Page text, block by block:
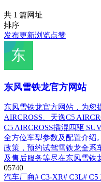
共 1 篇网址
排序
发布更新浏览点赞
东风雪铁龙官方网站
东风雪铁龙官方网站，为您
AIRCROSS、天逸C5
C5 AIRCROSS插混四驱
全方位车型参数及配置介绍
政策，预约试驾雪铁龙全系
及售后服务等尽在东风雪铁
05740
汽车厂商# C3-XR# C3L# C5